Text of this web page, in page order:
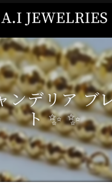
ンデリア ブ
ト ✨ ✨